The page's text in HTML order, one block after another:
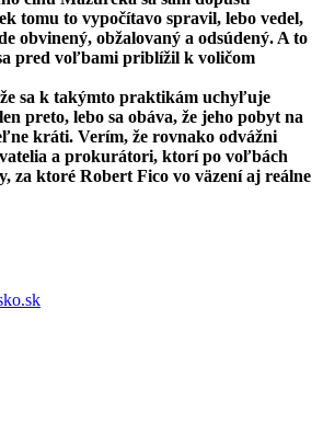
tomu to vypočítavo spravil, lebo vedel,
obvinený, obžalovaný a odsúdený. A to
pred voľbami priblížil k voličom
sa k takýmto praktikám uchyľuje
preto, lebo sa obáva, že jeho pobyt na
kráti. Verím, že rovnako odvážni
a prokurátori, ktorí po voľbách
za ktoré Robert Fico vo väzení aj reálne